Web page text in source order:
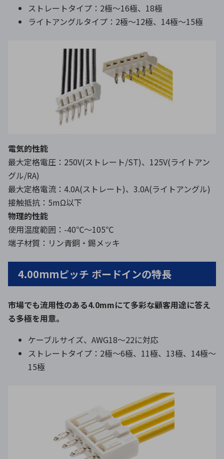
ストレートタイプ：2極～16極、18極
ライトアングルタイプ：2極〜12極、14極〜15極
電気的性能
最大定格電圧：250V(ストレート/ST)、125V(ライトアン
グル/RA)
最大定格電流：4.0A(ストレート)、3.0A(ライトアングル)
接触抵抗：5mΩ以下
物理的性能
使用温度範囲：-40℃～105℃
端子材質：リン青銅・錫メッキ
4.00mmピッチ ボードインの特長
市場でも流用性のある4.0mmにて多彩な顧客用途に答え
る多極を用意。
ケーブルサイズ、AWG18〜22に対応
ストレートタイプ：2極～6極、11極、13極、14極～
15極